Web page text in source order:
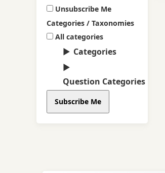
Unsubscribe Me
Categories / Taxonomies
All categories
Categories
Question Categories
Subscribe Me